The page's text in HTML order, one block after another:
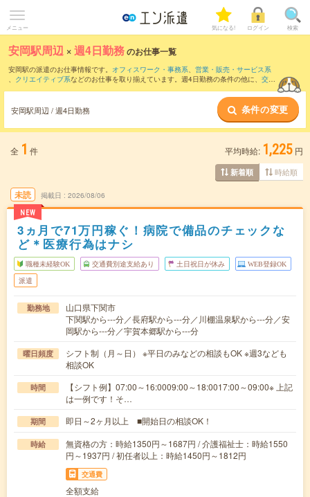
メニュー 気になる! ログイン 検索
安岡駅周辺 ×週4日勤務のお仕事一覧
安岡駅の派遣のお仕事情報です。 オフィスワーク・事務系、 営業・販売・サービス系
、 クリエイティブ系などのお仕事を取り揃えています。週4日勤務の条件の他に、 交通
安岡駅周辺 / 週4日勤務 条件の変更
全 1 件 平均時給: 1,225 円
新着順 時給順
未読
NEW
掲載日 2026/08/06
3ヵ月で71万円稼ぐ！病院で備品のチェックな
ど＊医療行為はナシ
職種未経験OK 交通費別途支給あり 土日祝日が休み WEB登録OK
派遣
勤務地
山口県下関市
下関駅から---分／長府駅から---分／川棚温泉駅から---分／安
岡駅から---分／宇賀本郷駅から---分
曜日頻度
シフト制（月～日） ※平日のみなどの相談もOK ※週3なども
相談OK
時間
【シフト例】07:00～16:0009:00～18:0017:00～09:00※ 上記
は一例です！そ…
期間 即日～2ヶ月以上 ■開始日の相談OK！
時給
無資格の方：時給1350円～1687円 / 介護福祉士：時給1550
円～1937円 / 初任者以上：時給1450円～1812円
交通費
全額支給